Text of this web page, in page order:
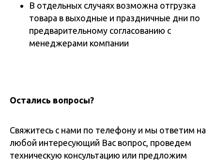
В отдельных случаях возможна отгрузка
товара в выходные и праздничные дни по
предварительному согласованию с
менеджерами компании
Остались вопросы?
Свяжитесь с нами по телефону и мы ответим на
любой интересующий Вас вопрос, проведем
техническую консультацию или предложим